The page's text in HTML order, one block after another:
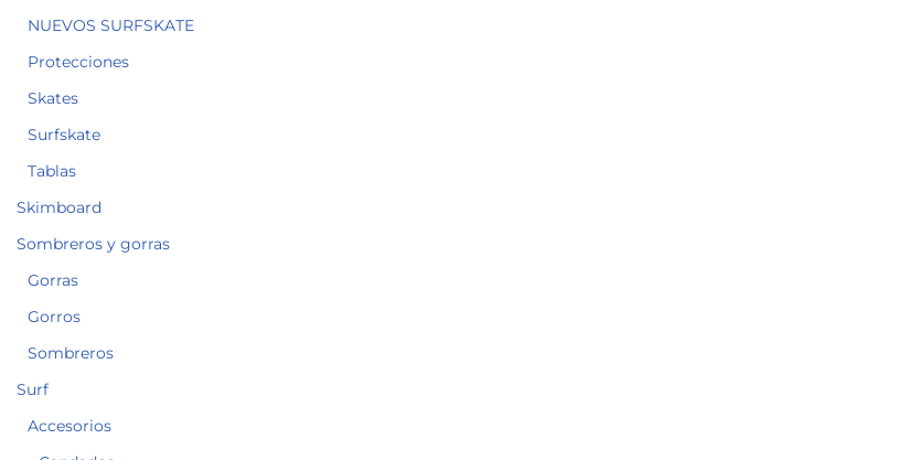
NUEVOS SURFSKATE
Protecciones
Skates
Surfskate
Tablas
Skimboard
Sombreros y gorras
Gorras
Gorros
Sombreros
Surf
Accesorios